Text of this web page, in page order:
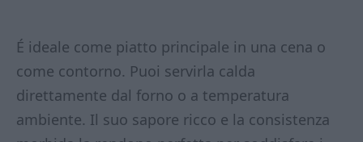
É ideale come piatto principale in una cena o
come contorno. Puoi servirla calda
direttamente dal forno o a temperatura
ambiente. Il suo sapore ricco e la consistenza